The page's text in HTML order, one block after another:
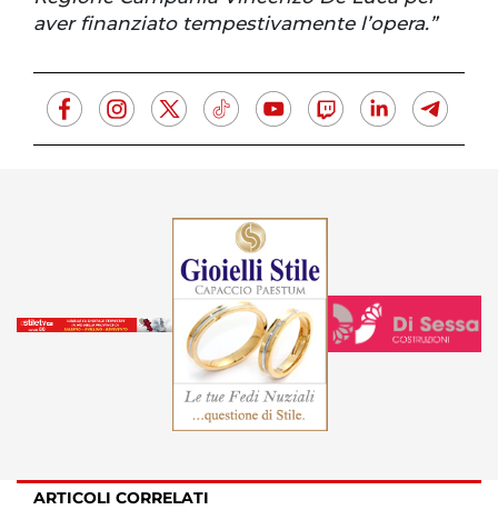
aver finanziato tempestivamente l’opera.”
ARTICOLI CORRELATI